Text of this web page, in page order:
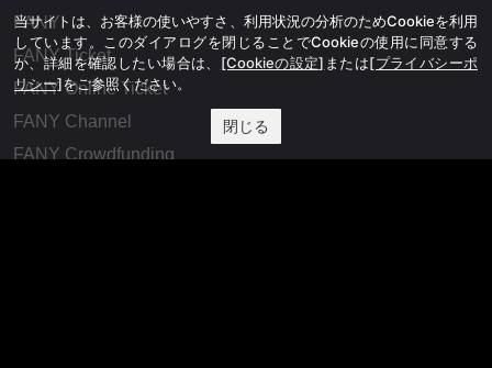
FANY
FANY Ticket
FANY Online Ticket
FANY Channel
FANY Crowdfunding
当サイトは、お客様の使いやすさ、利用状況の分析のためCookieを利用
しています。このダイアログを閉じることでCookieの使用に同意する
か、詳細を確認したい場合は、 [Cookieの設定] または[プライバシーポ
リシー]をご参照ください。
閉じる